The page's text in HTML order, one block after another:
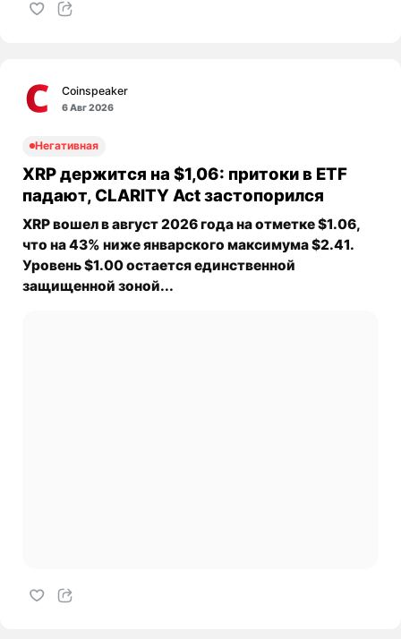
Coinspeaker
6 Авг 2026
Негативная
XRP держится на $1,06: притоки в ETF
падают, CLARITY Act застопорился
XRP вошел в август 2026 года на отметке $1.06,
что на 43% ниже январского максимума $2.41.
Уровень $1.00 остается единственной
защищенной зоной...